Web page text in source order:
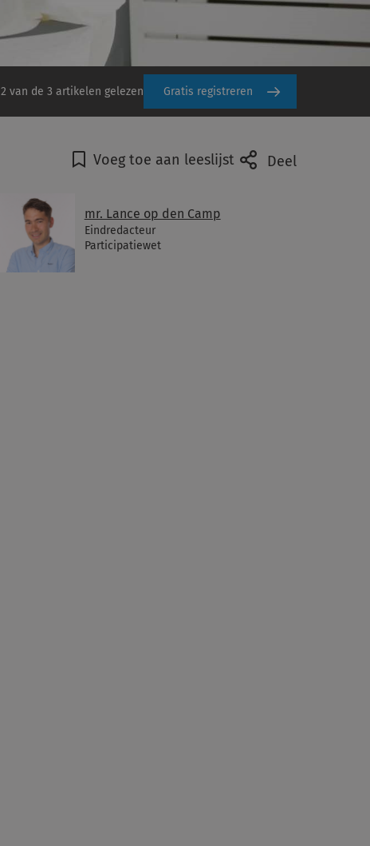
2 van de 3 artikelen gelezen Gratis registreren
Voeg toe aan leeslijst Deel
mr. Lance op den Camp
Eindredacteur
Participatiewet